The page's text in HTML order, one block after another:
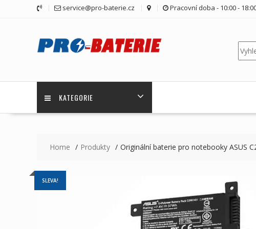
service@pro-baterie.cz Pracovní doba - 10:00 -
KATEGORIE
Home Produkty Originální baterie pro notebooky ASUS
SLEVA!